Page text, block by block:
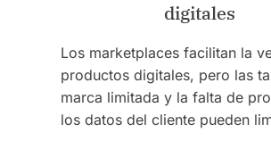
digitales
Los marketplaces facilitan la
productos digitales, pero las
marca limitada y la falta de
los datos del cliente pueden